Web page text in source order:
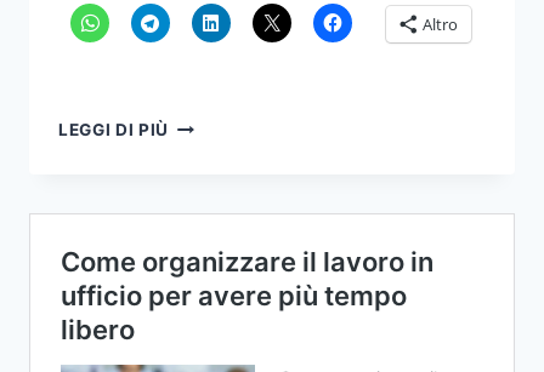
Altro
LEGGI DI PIÙ COME
METODI
RIVOLUZIONARI